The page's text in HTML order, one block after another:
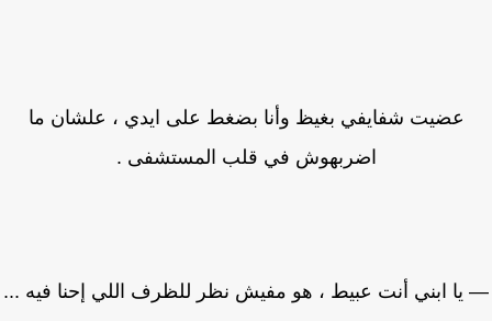
عضيت شفايفي بغيظ وأنا بضغط على ايدي ، علشان ما
اضربهوش في قلب المستشفى .
ابني أنت عبيط ، هو مفيش نظر للظرف اللي إحنا فيه ...